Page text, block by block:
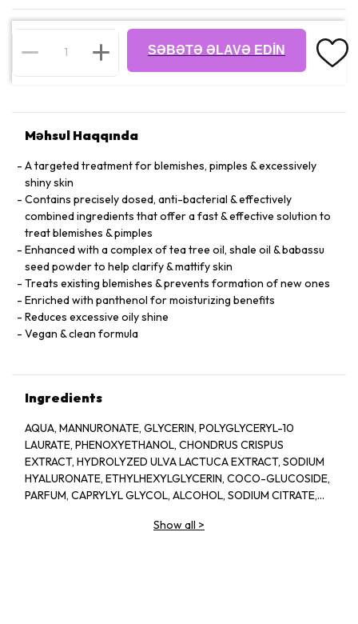
SƏBƏTƏ ƏLAVƏ EDIN
Məhsul Haqqında
A targeted treatment for blemishes, pimples & excessively
shiny skin
Contains precisely dosed, anti-bacterial & effectively
combined ingredients that offer a fast & effective solution to
treat blemishes & pimples
Enhanced with a complex of tea tree oil, shale oil & babassu
seed powder to help clarify & mattify skin
Treats existing blemishes & prevents formation of new ones
Enriched with panthenol for moisturizing benefits
Reduces excessive oily shine
Vegan & clean formula
Ingredients
AQUA, MANNURONATE, GLYCERIN, POLYGLYCERYL-10
LAURATE, PHENOXYETHANOL, CHONDRUS CRISPUS
EXTRACT, HYDROLYZED ULVA LACTUCA EXTRACT, SODIUM
HYALURONATE, ETHYLHEXYLGLYCERIN, COCO-GLUCOSIDE,
PARFUM, CAPRYLYL GLYCOL, ALCOHOL, SODIUM CITRATE,
GERANIOL, GLAUCINE, SORBIC ACID, ACETYL
Show all >